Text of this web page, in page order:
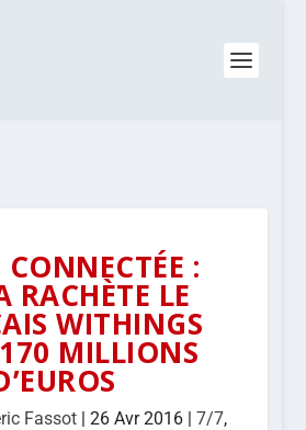
:
RACHÈTE LE
WITHINGS
MILLIONS
Fassot| 26 Avr 2016| 7/7,